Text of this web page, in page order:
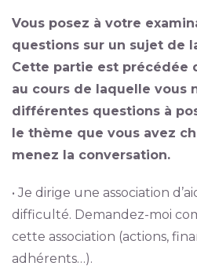
Vous posez à votre
questions sur un sujet de
Cette partie est précédée
au cours de laquelle vous
différentes questions à
le thème que vous avez
menez la conversation.
• Je dirige une association
difficulté. Demandez-moi
cette association (actions,
adhérents…).